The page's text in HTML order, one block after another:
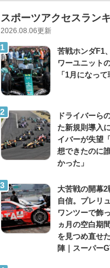
スポーツアクセスラン
2026.08.06更新
苦戦ホンダF1
ワーユニット
「1月になって
ドライバーら
た新規則導入
イバーが失望
想できたのに
かった」
大苦戦の開幕
自信。プレリ
ワンツーで飾
ヵ月の空白期
を見つめ直せ
陣｜スーパー